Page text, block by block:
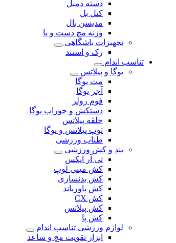
دسته دمبل
کتل بل
مدیسن بال
وزنه مچ دست و پا
تجهیزات باشگاهی
رک و استند
تناسب اندام
یوگا و پیلاتس
مت یوگا
آجر یوگا
فوم رولر
دستکش و جوراب یوگا
حلقه پیلاتس
توپ پیلاتس و یوگا
طناب ورزشی
بند و کش ورزشی
تی آر ایکس
کش مینی لوپ
کش بدنسازی
کش پاورباند
کش CX
کش پیلاتس
کش پا
لوازم ورزشی تناسب اندام
ابزار تقویت مچ و ساعد